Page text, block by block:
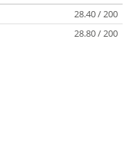
28.40 / 200
28.80 / 200